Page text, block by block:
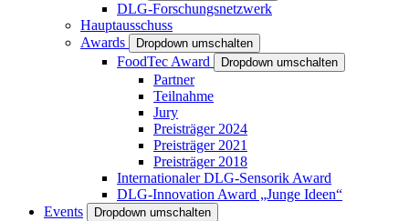
DLG-Forschungsnetzwerk
Hauptausschuss
Awards
Dropdown umschalten
FoodTec Award Dropdown umschalten
Partner
Teilnahme
Jury
Preisträger 2024
Preisträger 2021
Preisträger 2018
Internationaler DLG-Sensorik Award
DLG-Innovation Award „Junge Ideen“
Events
Dropdown umschalten